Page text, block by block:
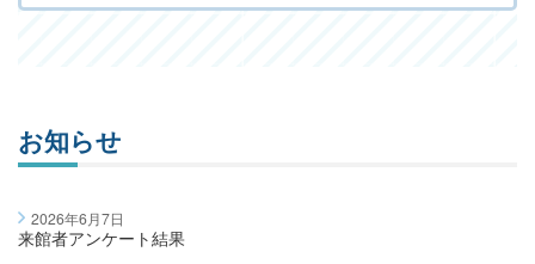
お知らせ
来館者アンケート結果
2026年6月7日